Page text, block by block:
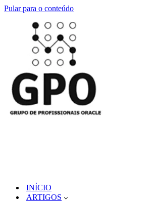
Pular para o conteúdo
INÍCIO
ARTIGOS